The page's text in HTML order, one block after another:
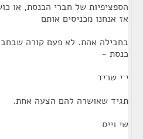
הספציפיות של חברי הכנסת, או
אז אנחנו מכניסים אותם
בחבילה אהת. לא פעם קורה
כנסת -
י י שריד
תגיד שאושרה להם הצעה אחת.
שי וייס